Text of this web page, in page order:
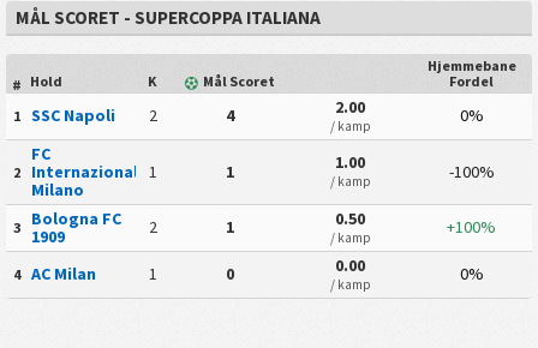
MÅL SCORET - SUPERCOPPA ITALIANA
# Hold K Mål Scoret
Hjemmebane
Fordel
1 SSC Napoli 2 4 2.00
/ kamp 0%
2
FC
Internazionale
Milano
1 1 1.00
/ kamp -100%
3
Bologna FC
1909
2 1 0.50
/ kamp +100%
4 AC Milan 1 0 0.00
/ kamp 0%